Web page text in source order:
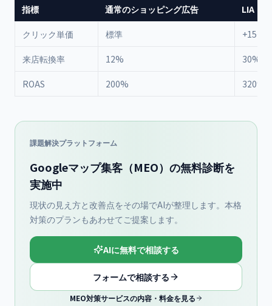
指標 通常のショッピング広告 LIA
クリック単価 標準 +15〜
来店転換率 12% 30%
ROAS 200% 320%
課題解決プラットフォーム
Googleマップ集客（MEO）の無料診断を
実施中
現状の見え方と改善点をその場でAIが整理します。本格
対策のプランもあわせてご提案します。
AIに無料で相談する
フォームで相談する
MEO対策サービスの内容・料金を見る